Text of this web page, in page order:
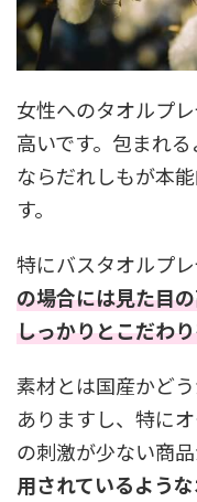
女性へのタオルプ
高いです。包まれ
ならだれしもが本
す。
特にバスタオルプ
の場合には見た目
しっかりとこだわ
素材とは国産かど
ありますし、特に
の刺激が少ない商品
用されているよう